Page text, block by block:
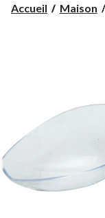
Accueil Maison